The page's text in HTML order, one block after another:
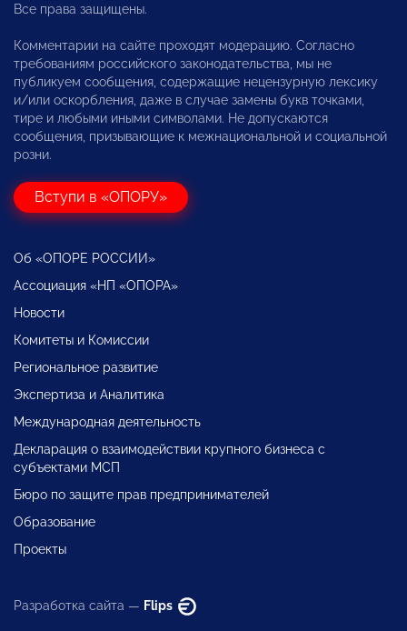
Все права защищены.
Комментарии на сайте проходят модерацию. Согласно
требованиям российского законодательства, мы не
публикуем сообщения, содержащие нецензурную лексику
и/или оскорбления, даже в случае замены букв точками,
тире и любыми иными символами. Не допускаются
сообщения, призывающие к межнациональной и социальной
розни.
Вступи в «ОПОРУ»
Об «ОПОРЕ РОССИИ»
Ассоциация «НП «ОПОРА»
Новости
Комитеты и Комиссии
Региональное развитие
Экспертиза и Аналитика
Международная деятельность
Декларация о взаимодействии крупного бизнеса с
субъектами МСП
Бюро по защите прав предпринимателей
Образование
Проекты
Разработка сайта — Flips